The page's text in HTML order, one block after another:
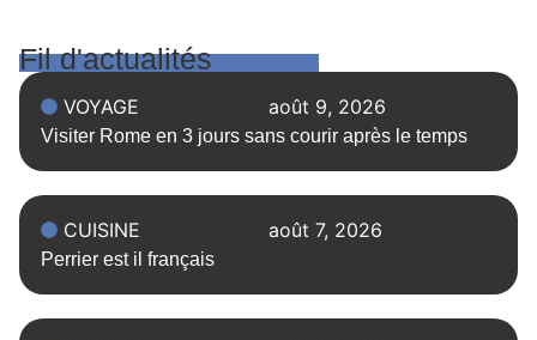
Fil d'actualités
VOYAGE août 9, 2026
Visiter Rome en 3 jours sans courir après le temps
CUISINE août 7, 2026
Perrier est il français